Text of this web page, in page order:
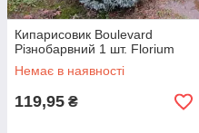
Кипарисовик Boulevard
Різнобарвний 1 шт. Florium
Немає в наявності
119,95 ₴